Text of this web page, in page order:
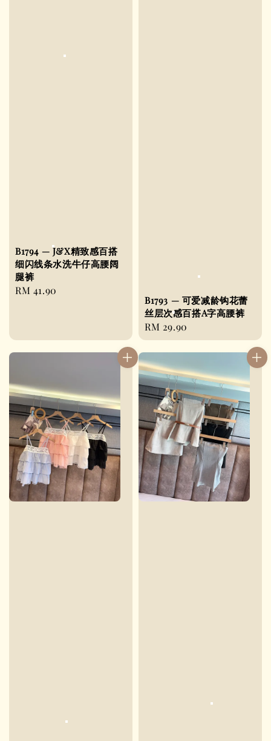
B1794 — J&X精致感百搭
细闪线条水洗牛仔高腰阔
腿裤
Regular
RM 41.90
B1793 — 可爱减龄钩花蕾
丝层次感百搭A字高腰裤
Regular
price
RM 29.90